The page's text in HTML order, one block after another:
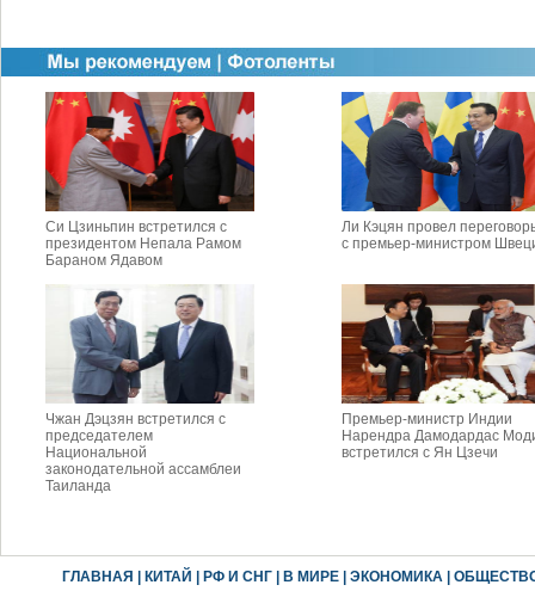
Си Цзиньпин встретился с
президентом Непала Рамом
Бараном Ядавом
Ли Кэцян провел
с премьер-министром
Чжан Дэцзян встретился с
председателем
Национальной
законодательной ассамблеи
Таиланда
Премьер-министр Индии
Нарендра Дамодардас
встретился с Ян Цзечи
ГЛАВНАЯ КИТАЙ РФ И СНГ| В МИРЕ| ЭКОНОМИКА|